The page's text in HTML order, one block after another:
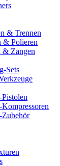
& Trennen
& Polieren
& Zangen
Sets